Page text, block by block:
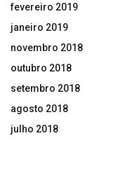
fevereiro 2019
janeiro 2019
novembro 2018
outubro 2018
setembro 2018
agosto 2018
julho 2018